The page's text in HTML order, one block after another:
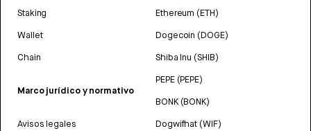
Staking
Wallet
Chain
Marco jurídico y normativo
Avisos legales
Ethereum (ETH)
Dogecoin (DOGE)
Shiba Inu (SHIB)
PEPE (PEPE)
BONK (BONK)
Dogwifhat (WIF)